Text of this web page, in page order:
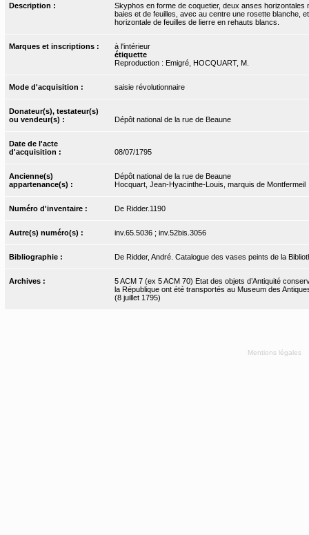
Description :
Skyphos en forme de coquetier, deux anses
baies et de feuilles, avec au centre une rosette blanche,
horizontale de feuilles de lierre en rehauts blancs.
Marques et inscriptions :
à l'intérieur
étiquette
Reproduction : Emigré, HOCQUART, M.
Mode d'acquisition : saisie révolutionnaire
Donateur(s), testateur(s)
ou vendeur(s) :
Dépôt national de la rue de Beaune
Date de l'acte
d'acquisition :
08/07/1795
Ancienne(s)
appartenance(s) :
Dépôt national de la rue de Beaune
Hocquart, Jean-Hyacinthe-Louis, marquis de Montfermeil
Numéro d'inventaire : De Ridder.1190
Autre(s) numéro(s) : inv.65.5036 ; inv.52bis.3056
Bibliographie : De Ridder, André. Catalogue des vases peints de la
Archives :
5 ACM 7 (ex 5 ACM 70) Etat des objets d’Antiquité
la République ont été transportés au Museum des
(8 juillet 1795)
Mentions légales